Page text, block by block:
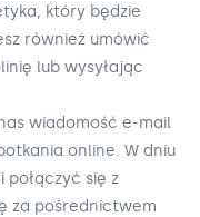
który będzie
również umówić
lub wysyłając
wiadomość e-mail
online. W dniu
połączyć się z
za pośrednictwem